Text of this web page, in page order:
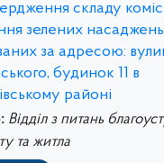
складу
зелених
за адресою:
будинок 11 в
районі
Відділ з питань
та житла